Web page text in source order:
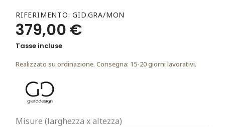
RIFERIMENTO GID.GRA/MON
379,00 €
Tasse incluse
Realizzato su ordinazione. Consegna: 15-20 giorni lavorativi.
Misure (larghezza x altezza)